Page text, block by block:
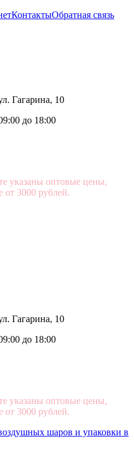
КонтактыОбратная связь
Гагарина, 10
до 18:00
указаны оптовые цены,
от 3000 рублей.
Гагарина, 10
до 18:00
указаны оптовые цены,
от 3000 рублей.